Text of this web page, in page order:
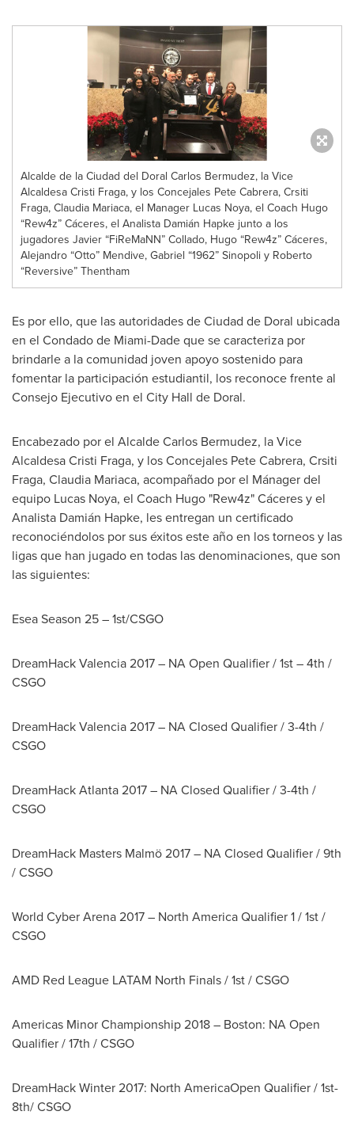
Alcalde de la Ciudad del Doral Carlos Bermudez, la Vice
Alcaldesa Cristi Fraga, y los Concejales Pete Cabrera, Crsiti
Fraga, Claudia Mariaca, el Manager Lucas Noya, el Coach Hugo
“Rew4z” Cáceres, el Analista Damián Hapke junto a los
jugadores Javier “FiReMaNN” Collado, Hugo “Rew4z” Cáceres,
Alejandro “Otto” Mendive, Gabriel “1962” Sinopoli y Roberto
“Reversive” Thentham
Es por ello, que las autoridades de Ciudad de Doral ubicada
en el Condado de Miami-Dadeque se caracteriza por
brindarle a la comunidad joven apoyo sostenido para
fomentar la participación estudiantil, los reconoce frente al
Consejo Ejecutivo en el City Hall de Doral.
Encabezado por el Alcalde Carlos Bermudez, la Vice
Alcaldesa Cristi Fraga, y los Concejales Pete Cabrera, Crsiti
Fraga, Claudia Mariaca, acompañado por el Mánager del
equipo Lucas Noya, el Coach Hugo "Rew4z" Cáceres y el
Analista Damián Hapke, les entregan un certificado
reconociéndolos por sus éxitos este año en los torneos y las
ligas que han jugado en todas las denominaciones, que son
las siguientes:
Esea Season 25 – 1st/CSGO
DreamHack Valencia 2017 – NA Open Qualifier / 1st – 4th /
CSGO
DreamHack Valencia 2017 – NA Closed Qualifier / 3-4th /
CSGO
DreamHack Atlanta 2017 – NA Closed Qualifier / 3-4th /
CSGO
DreamHack Masters Malmö 2017 – NA Closed Qualifier / 9th
/ CSGO
World Cyber Arena 2017 – North America Qualifier 1 / 1st /
CSGO
AMD Red League LATAM North Finals / 1st / CSGO
Americas Minor Championship 2018 – Boston: NA Open
Qualifier / 17th / CSGO
DreamHack Winter 2017: North AmericaOpen Qualifier / 1st-
8th/ CSGO